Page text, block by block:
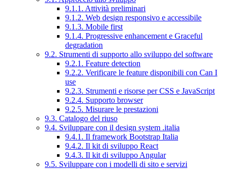
9.1.1. Attività preliminari
9.1.2. Web design responsivo e accessibile
9.1.3. Mobile first
9.1.4. Progressive enhancement e Graceful
degradation
9.2. Strumenti di supporto allo sviluppo del software
9.2.1. Feature detection
9.2.2. Verificare le feature disponibili con Can I
use
9.2.3. Strumenti e risorse per CSS e JavaScript
9.2.4. Supporto browser
9.2.5. Misurare le prestazioni
9.3. Catalogo del riuso
9.4. Sviluppare con il design system .italia
9.4.1. Il framework Bootstrap Italia
9.4.2. Il kit di sviluppo React
9.4.3. Il kit di sviluppo Angular
9.5. Sviluppare con i modelli di sito e servizi